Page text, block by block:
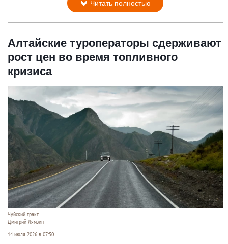
Читать полностью
Алтайские туроператоры сдерживают
рост цен во время топливного
кризиса
Чуйский тракт.
Дмитрий Лямзин
14 июля 2026 в 07:50